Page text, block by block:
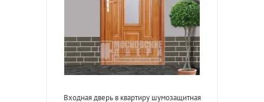
Входная дверь в квартиру шумозащитная